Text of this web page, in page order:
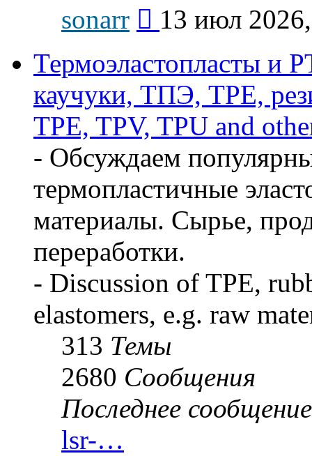
sonarr
последнему
13 июл
Термоэластопласты и
каучуки, ТПЭ, TPE,
TPE, TPV, TPU and
- Обсуждаем
термопластичные
материалы. Сырье,
переработки.
- Discussion of TPE,
elastomers, e.g. raw
313 Темы
2680 Сообщения
Последнее сообщение
lsr-…